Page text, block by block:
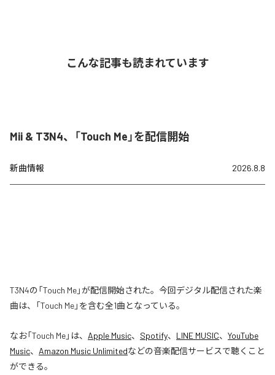
こんな記事も読まれています
Mii & T3N4、「Touch Me」を配信開始
新曲情報 2026.8.8
T3N4の「Touch Me」が配信開始された。今回デジタル配信された楽
曲は、「Touch Me」を含む全1曲となっている。
なお「Touch Me」は、 Apple Music、 Spotify、 LINE MUSIC、 YouTube
Music、 Amazon Music Unlimitedなどの音楽配信サービスで聴くこと
ができる。